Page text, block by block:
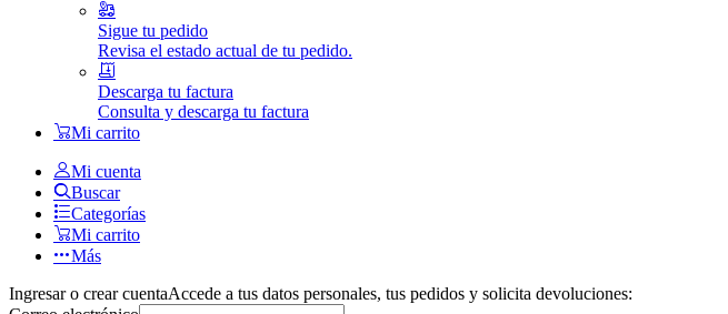
Sigue tu pedido
Revisa el estado actual de tu pedido.
Descarga tu factura
Consulta y descarga tu factura
Mi carrito
Mi cuenta
Buscar
Categorías
Mi carrito
Más
Ingresar o crear cuentaAccede a tus datos personales, tus pedidos y solicita devoluciones: